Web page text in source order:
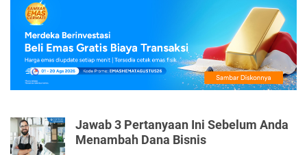
Jawab 3 Pertanyaan Ini Sebelum Anda
Menambah Dana Bisnis